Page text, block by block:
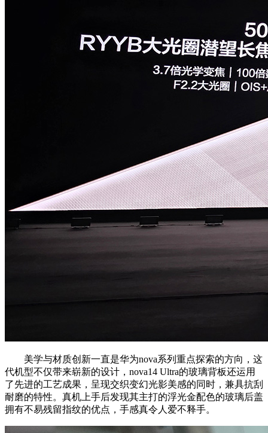
美学与材质创新一直是华为nova系列重点探索的方向，这
代机型不仅带来崭新的设计，nova14 Ultra的玻璃背板还运用
了先进的工艺成果，呈现交织变幻光影美感的同时，兼具抗刮
耐磨的特性。真机上手后发现其主打的浮光金配色的玻璃后盖
拥有不易残留指纹的优点，手感真令人爱不释手。